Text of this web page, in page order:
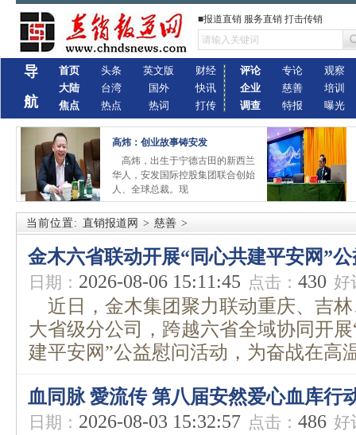
■报道直销 服务直销 打击传销
导
航
首页
大陆
焦点
头条
台湾
热点
英文版
国外
热词
财经
快讯
打传
评论
企业
调查
专论
慈善
特报
观察
培训
曝光
高炜：创业故事铸安发
高炜，出生于宁德古田的新西兰
华人，安发国际控股集团联合创始
人、全球总裁。现
当前位置: 直销报道网 > 慈善 >
金木六省联动开展“同心共建平安网”
日期： 2026-08-06 15:11:45 点击： 430 好
近日，金木集团聚力联动重庆、吉
大省级分公司，跨越六省全域协同开
建平安网”公益慰问活动，为奋战在高
血同脉 愛流传 第八届安然爱心血库行
日期： 2026-08-03 15:32:57 点击： 486 好